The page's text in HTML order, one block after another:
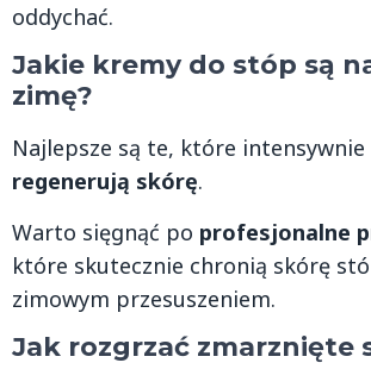
oddychać.
Jakie kremy do stóp są
zimę?
Najlepsze są te, które intensywnie
regenerują skórę.
Warto sięgnąć po profesjonalne
które skutecznie chronią skórę
zimowym przesuszeniem.
Jak rozgrzać zmarznięte